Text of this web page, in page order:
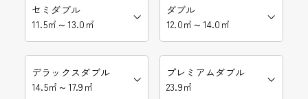
セミダブル
11.5㎡～13.0㎡
ダブル
12.0㎡～14.0㎡
デラックスダブル
14.5㎡～17.9㎡
プレミアムダブル
23.9㎡